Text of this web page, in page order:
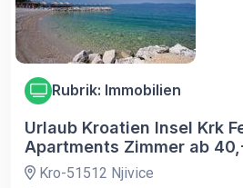
Rubrik: Immobilien
Urlaub Kroatien Insel Krk
Apartments Zimmer ab
Kro-51512 Njivice